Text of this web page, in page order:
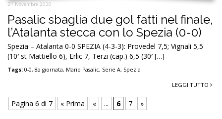
21 Novembre 2020
Pasalic sbaglia due gol fatti nel finale,
l’Atalanta stecca con lo Spezia (0-0)
Spezia – Atalanta 0-0 SPEZIA (4-3-3): Provedel 7,5; Vignali 5,5
(10′ st Mattiello 6), Erlic 7, Terzi (cap.) 6,5 (30′ […]
Tags: 0-0, 8a giornata, Mario Pasalic, Serie A, Spezia
LEGGI TUTTO
Pagina 6 di 7 « Prima « ... 6 7 »